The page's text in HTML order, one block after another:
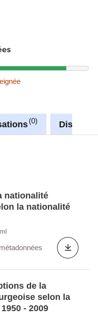
0
nationalité
la nationalité
de la
selon la
- 2009